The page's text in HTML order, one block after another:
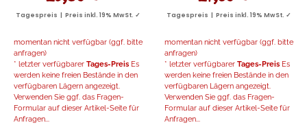
Tagespreis | Preis inkl. 19% MwSt. ✓
momentan nicht verfügbar (ggf. bitte
anfragen)
* letzter verfügbarer Tages-Preis Es
werden keine freien Bestände in den
verfügbaren Lägern angezeigt.
Verwenden Sie ggf. das Fragen-
Formular auf dieser Artikel-Seite für
Anfragen...
Tagespreis | Preis inkl. 19% MwSt. ✓
momentan nicht verfügbar (ggf. bitte
anfragen)
* letzter verfügbarer Tages-Preis Es
werden keine freien Bestände in den
verfügbaren Lägern angezeigt.
Verwenden Sie ggf. das Fragen-
Formular auf dieser Artikel-Seite für
Anfragen...